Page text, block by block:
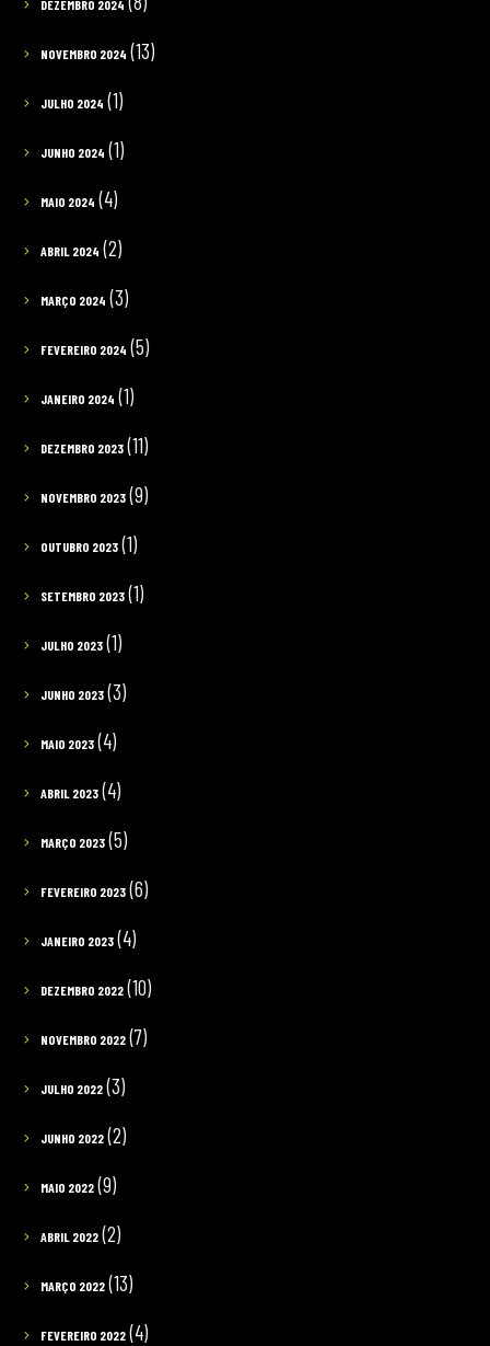
DEZEMBRO 2024
NOVEMBRO 2024 (13)
JULHO 2024 (1)
JUNHO 2024 (1)
MAIO 2024 (4)
ABRIL 2024 (2)
MARÇO 2024 (3)
FEVEREIRO 2024 (5)
JANEIRO 2024 (1)
DEZEMBRO 2023(11)
NOVEMBRO 2023(9)
OUTUBRO 2023(1)
SETEMBRO 2023(1)
JULHO 2023(1)
JUNHO 2023(3)
MAIO 2023(4)
ABRIL 2023(4)
MARÇO 2023(5)
FEVEREIRO 2023(6)
JANEIRO 2023(4)
DEZEMBRO 2022(10)
NOVEMBRO 2022(7)
JULHO 2022(3)
JUNHO 2022(2)
MAIO 2022(9)
ABRIL 2022(2)
MARÇO 2022(13)
FEVEREIRO 2022(4)